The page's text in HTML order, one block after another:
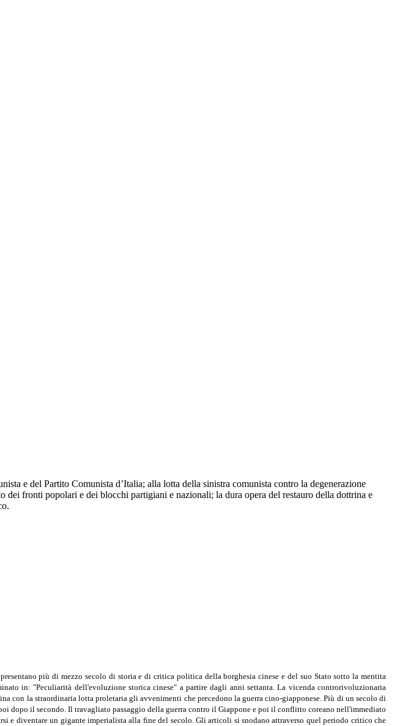
e del Partito Comunista d’Italia; alla lotta della sinistra comunista contro la degenerazione
fronti popolari e dei blocchi partigiani e nazionali; la dura opera del restauro della dottrina e
più di mezzo secolo di storia e di critica politica della borghesia cinese e del suo Stato sotto la mentita
in: "Peculiarità dell'evoluzione storica cinese" a partire dagli anni settanta. La vicenda controrivoluzionaria
con la straordinaria lotta proletaria gli avvenimenti che precedono la guerra cino-giapponese. Più di un secolo di
dopo il secondo. Il travagliato passaggio della guerra contro il Giappone e poi il conflitto coreano nell'immediato
e diventare un gigante imperialista alla fine del secolo. Gli articoli si snodano attraverso quel periodo critico che